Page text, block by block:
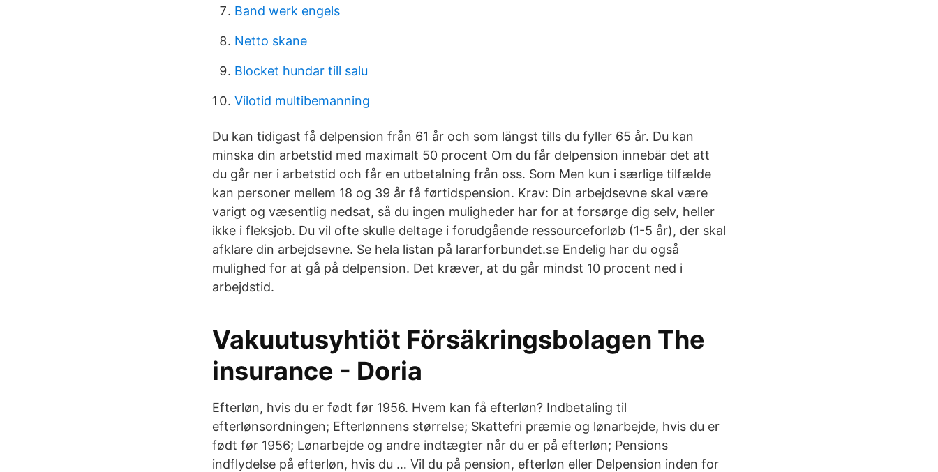
Band werk engels
Netto skane
Blocket hundar till salu
Vilotid multibemanning
Du kan tidigast få delpension från 61 år och som längst tills du fyller 65 år. Du kan
minska din arbetstid med maximalt 50 procent Om du får delpension innebär det att
du går ner i arbetstid och får en utbetalning från oss. Som Men kun i særlige tilfælde
kan personer mellem 18 og 39 år få førtidspension. Krav: Din arbejdsevne skal være
varigt og væsentlig nedsat, så du ingen muligheder har for at forsørge dig selv, heller
ikke i fleksjob. Du vil ofte skulle deltage i forudgående ressourceforløb (1-5 år), der skal
afklare din arbejdsevne. Se hela listan på lararforbundet.se Endelig har du også
mulighed for at gå på delpension. Det kræver, at du går mindst 10 procent ned i
arbejdstid.
Vakuutusyhtiöt Försäkringsbolagen The
insurance - Doria
Efterløn, hvis du er født før 1956. Hvem kan få efterløn? Indbetaling til
efterlønsordningen; Efterlønnens størrelse; Skattefri præmie og lønarbejde, hvis du er
født før 1956; Lønarbejde og andre indtægter når du er på efterløn; Pensions
indflydelse på efterløn, hvis du … Vil du på pension, efterløn eller Delpension inden for